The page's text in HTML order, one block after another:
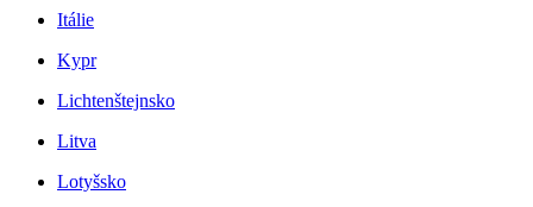
Itálie
Kypr
Lichtenštejnsko
Litva
Lotyšsko